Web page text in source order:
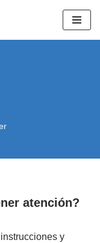
atención?
y